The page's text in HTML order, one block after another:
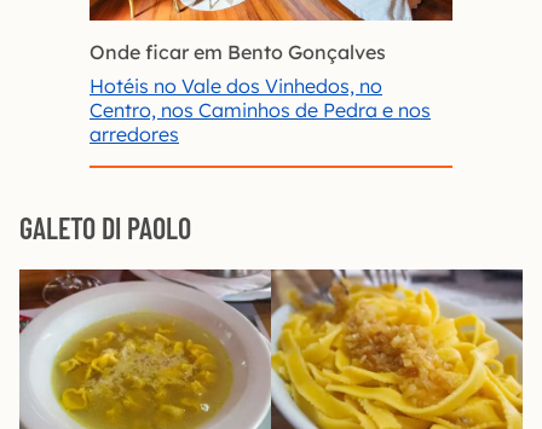
Onde ficar em Bento Gonçalves
Hotéis no Vale dos Vinhedos, no
Centro, nos Caminhos de Pedra e nos
arredores
GALETO DI PAOLO